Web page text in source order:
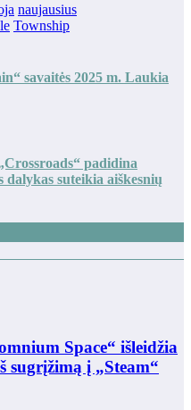
naujausius
Township
savaitės 2025 m. Laukia
padidina
suteikia aiškesnių
Space“ išleidžia
sugrįžimą į „Steam“